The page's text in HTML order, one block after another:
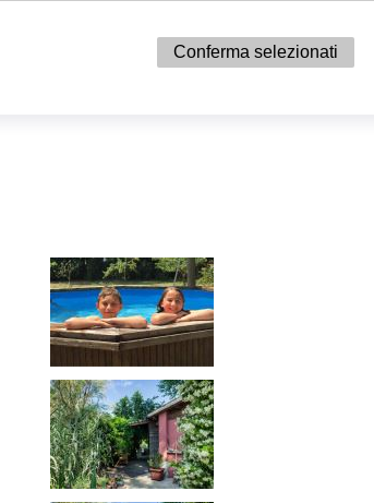
Conferma selezionati